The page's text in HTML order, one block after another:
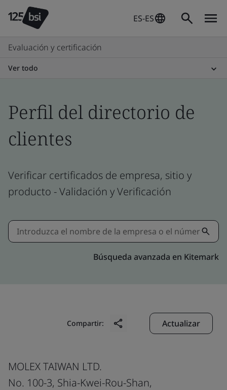
ES-ES
Evaluación y certificación
Ver todo
Perfil del directorio de
clientes
Verificar certificados de empresa, sitio y
producto - Validación y Verificación
Búsqueda avanzada en Kitemark
Compartir: Actualizar
MOLEX TAIWAN LTD.
No. 100-3, Shia-Kwei-Rou-Shan,